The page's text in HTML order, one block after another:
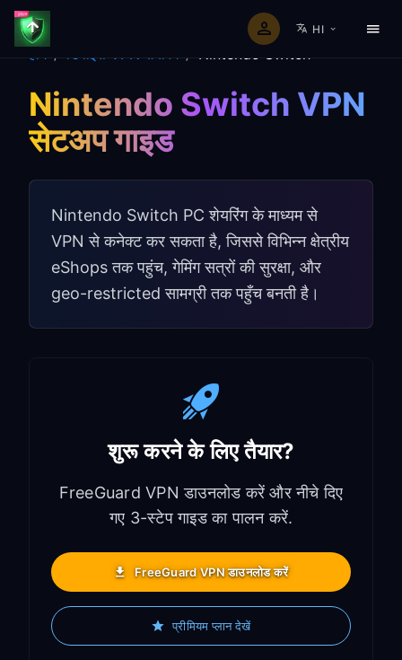
HI
होम / डिवाइस VPN शेयरिंग / Nintendo Switch
Nintendo Switch VPN
सेटअप गाइड
Nintendo Switch PC शेयरिंग के माध्यम से
VPN से कनेक्ट कर सकता है, जिससे विभिन्न क्षेत्रीय
eShops तक पहुंच, गेमिंग सत्रों की सुरक्षा, और
geo-restricted सामग्री तक पहुँच बनती है।
शुरू करने के लिए तैयार?
FreeGuard VPN डाउनलोड करें और नीचे दिए
गए 3-स्टेप गाइड का पालन करें.
FreeGuard VPN डाउनलोड करें
प्रीमियम प्लान देखें